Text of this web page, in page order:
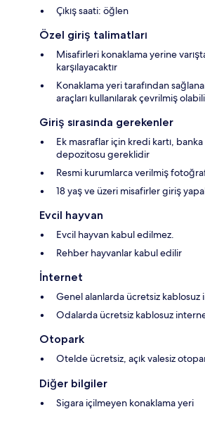
Çıkış saati: öğlen
Özel giriş talimatları
Misafirleri konaklama yerine
karşılayacaktır
Konaklama yeri tarafından
araçları kullanılarak çevrilmiş
Giriş sırasında gerekenler
Ek masraflar için kredi kartı,
depozitosu gereklidir
Resmi kurumlarca verilmiş
18 yaş ve üzeri misafirler giriş
Evcil hayvan
Evcil hayvan kabul edilmez.
Rehber hayvanlar kabul edilir
İnternet
Genel alanlarda ücretsiz
Odalarda ücretsiz kablosuz
Otopark
Otelde ücretsiz, açık valesiz
Diğer bilgiler
Sigara içilmeyen konaklama yeri